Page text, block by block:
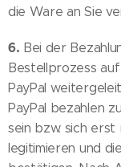
die Ware an Sie
6. Bei der
Bestellprozess
PayPal
PayPal bezahlen
sein bzw. sich
legitimieren und